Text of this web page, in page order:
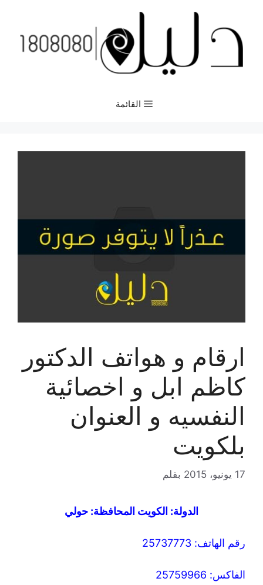
المحتوى
القائمة
ارقام و هواتف الدكتور
كاظم ابل و اخصائية
النفسيه و العنوان
بلكويت
17 يونيو، 2015 بقلم
الدولة: الكويت المحافظة: حولي
رقم الهاتف: 25737773
الفاكس: 25759966